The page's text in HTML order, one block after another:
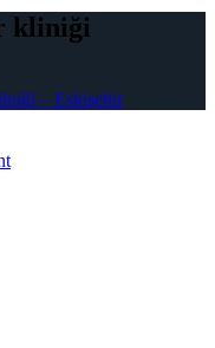
kliniği
– Eskişehir